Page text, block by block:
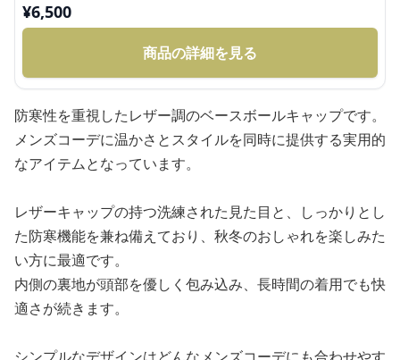
¥6,500
商品の詳細を見る
防寒性を重視したレザー調のベースボールキャップです。
メンズコーデに温かさとスタイルを同時に提供する実用的
なアイテムとなっています。
レザーキャップの持つ洗練された見た目と、しっかりとし
た防寒機能を兼ね備えており、秋冬のおしゃれを楽しみた
い方に最適です。
内側の裏地が頭部を優しく包み込み、長時間の着用でも快
適さが続きます。